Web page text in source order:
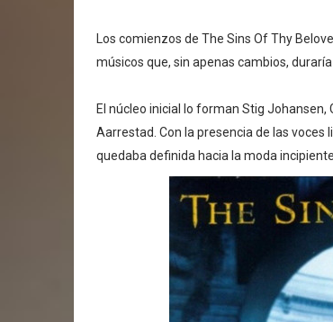
Los comienzos de The Sins Of Thy
músicos que, sin apenas cambios,
El núcleo inicial lo forman Stig
Aarrestad. Con la presencia de las
quedaba definida hacia la moda